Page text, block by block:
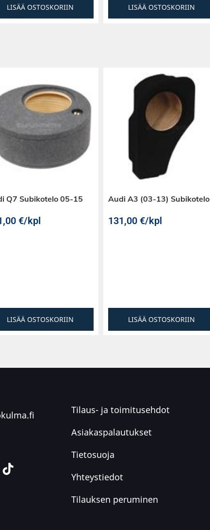
LISÄÄ OSTOSKORIIN LISÄÄ OSTOSKORIIN
Q7 Subikotelo 05-15
€/kpl
LISÄÄ OSTOSKORIIN
Audi A3 (03-13) Subikotelo
131,00 €/kpl
LISÄÄ OSTOSKORIIN
Tilaus- ja toimitusehdot
Asiakaspalautukset
Tietosuoja
Yhteystiedot
Tilauksen peruminen